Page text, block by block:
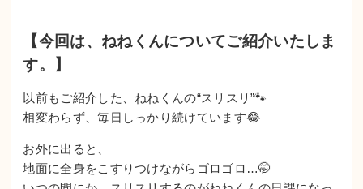
【今回は、ねねくんについてご紹介いたしま
す。】
以前もご紹介した、ねねくんの“スリスリ”🐾
相変わらず、毎日しっかり続けています😂
お外に出ると、
地面に全身をこすりつけながらゴロゴロ…🤭